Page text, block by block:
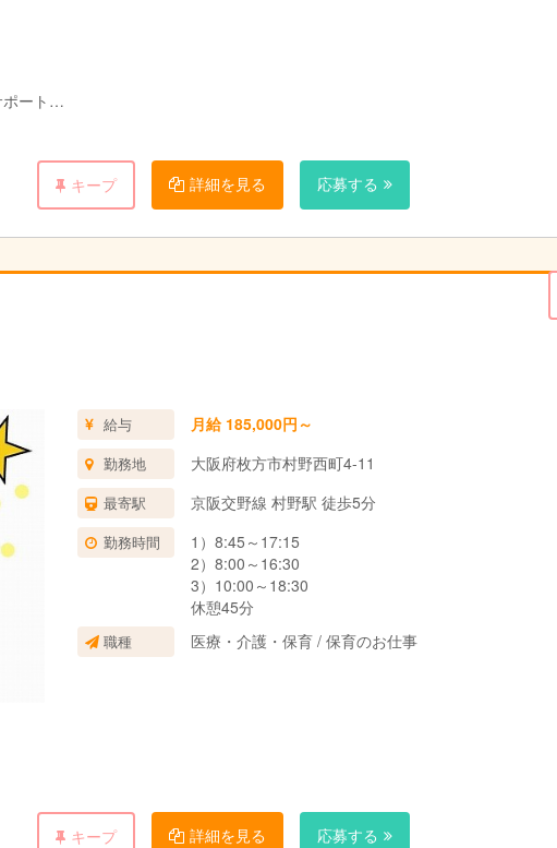
ート
キープ 詳細を見る 応募する
給与 月給 185,000円～
勤務地 大阪府枚方市村野西町4-11
最寄駅 京阪交野線 村野駅 徒歩5分
勤務時間
1）8:45～17:15
2）8:00～16:30
3）10:00～18:30
休憩45分
職種 医療・介護・保育 / 保育のお仕事
キープ 詳細を見る 応募する